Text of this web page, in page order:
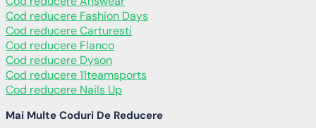
Cod reducere Fashion Days
Cod reducere Carturesti
Cod reducere Flanco
Cod reducere Dyson
Cod reducere 11teamsports
Cod reducere Nails Up
Mai Multe Coduri De Reducere